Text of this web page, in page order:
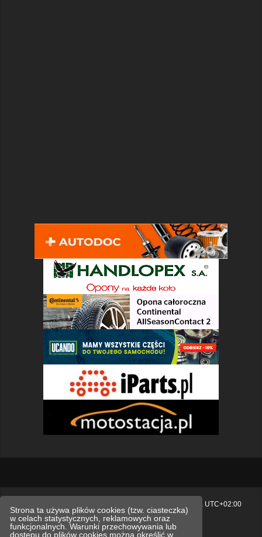
Strona ta używa plików cookies (tzw. ciasteczka)
w celach statystycznych, reklamowych oraz
funkcjonalnych. Warunki przechowywania lub
dostępu do plików cookies można określić w
UTC+02:00
Polityka prywatności.